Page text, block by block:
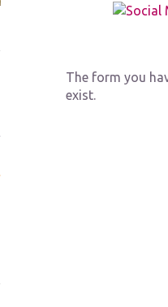
The form you
exist.